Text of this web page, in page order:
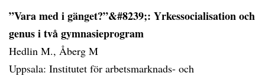
”Vara med i gänget?”&#8239;: Yrkessocialisation och
genus i två gymnasieprogram
Hedlin M., Åberg M
Uppsala: Institutet för arbetsmarknads- och